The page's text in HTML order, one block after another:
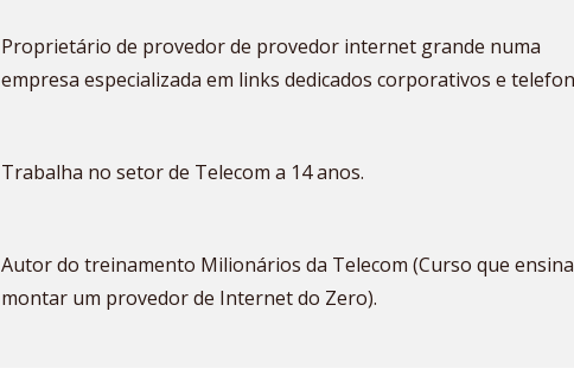
Proprietário de provedor de provedor internet grande numa
empresa especializada em links dedicados corporativos e
Trabalha no setor de Telecom a 14 anos.
Autor do treinamento Milionários da Telecom (Curso que
montar um provedor de Internet do Zero).